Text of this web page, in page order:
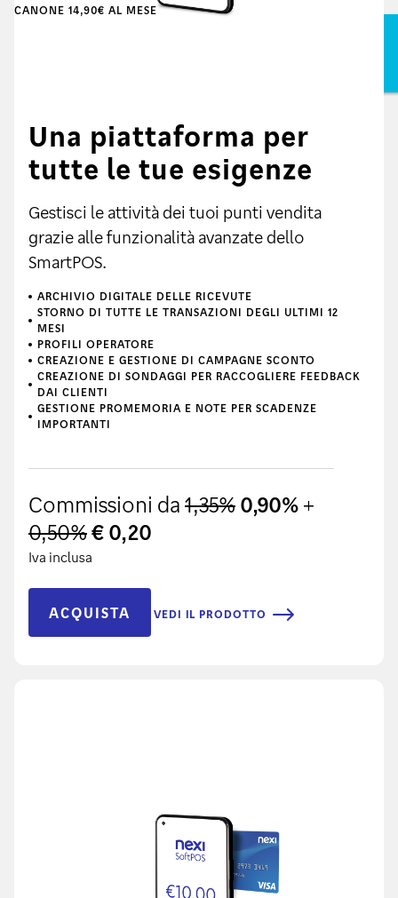
CANONE 14,90€ AL MESE
Una piattaforma per
tutte le tue esigenze
Gestisci le attività dei tuoi punti vendita
grazie alle funzionalità avanzate dello
SmartPOS.
ARCHIVIO DIGITALE DELLE RICEVUTE
STORNO DI TUTTE LE TRANSAZIONI DEGLI ULTIMI 12
MESI
PROFILI OPERATORE
CREAZIONE E GESTIONE DI CAMPAGNE SCONTO
CREAZIONE DI SONDAGGI PER RACCOGLIERE FEEDBACK
DAI CLIENTI
GESTIONE PROMEMORIA E NOTE PER SCADENZE
IMPORTANTI
Commissioni da 1,35% 0,90% +
0,50%€ 0,20
Iva inclusa
ACQUISTA VEDI IL PRODOTTO